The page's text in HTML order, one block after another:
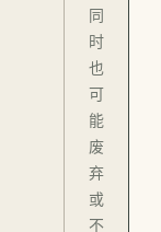
同
时
也
可
能
废
弃
或
不